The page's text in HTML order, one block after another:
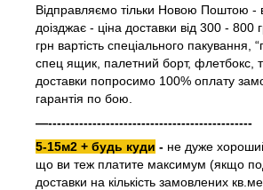
Відправляємо тільки Новою Поштою -
доізджає - ціна доставки від 300 - 800
грн вартість спеціального пакування,
спец ящик, палетний борт, флетбокс,
доставки попросимо 100% оплату
гарантія по бою.
—----------------------------------------------
5-15м2 + будь куди - не дуже
що ви теж платите максимум (якщо
доставки на кількість замовлених